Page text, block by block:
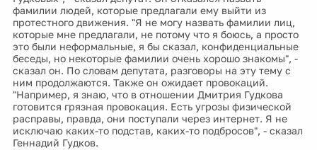
фамилии людей, которые предлагали ему выйти из
протестного движения. "Я не могу назвать фамилии лиц,
которые мне предлагали, не потому что я боюсь, а просто
это были неформальные, я бы сказал, конфиденциальные
беседы, но некоторые фамилии очень хорошо знакомы", -
сказал он. По словам депутата, разговоры на эту тему с
ним продолжаются. Также он ожидает провокаций.
"Например, я знаю, что в отношении Дмитрия Гудкова
готовится грязная провокация. Есть угрозы физической
расправы, правда, они поступали через интернет. Я не
исключаю каких-то подстав, каких-то подбросов", - сказал
Геннадий Гудков.